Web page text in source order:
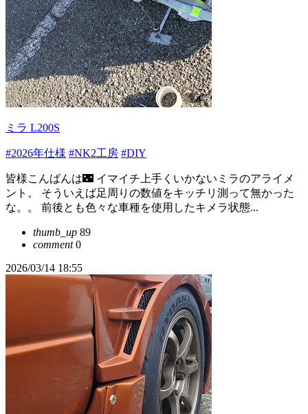
ミラ L200S
#2026年仕様 #NK2工房 #DIY
皆様こんばんは🌃 イマイチ上手くいかないミラのアライメ
ント。 そういえば足周りの数値をキッチリ測って無かった
な。。 前後とも色々な車種を使用したキメラ状態...
thumb_up 89
comment0
2026/03/14 18:55